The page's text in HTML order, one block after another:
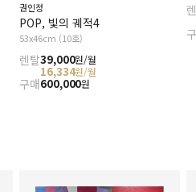
권인정
POP, 빛의 궤적4
53x46cm (10호)
렌탈39,000원/월
16,334원/월
구매600,000원